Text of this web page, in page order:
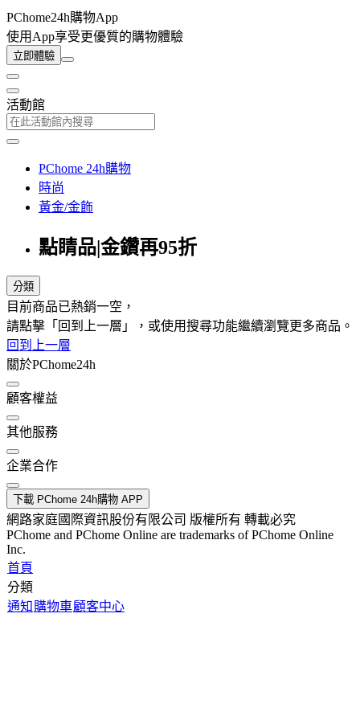
PChome24h購物App
使用App享受更優質的購物體驗
立即體驗
活動館
PChome 24h購物
時尚
黃金/金飾
點睛品|金鑽再95折
分類
目前商品已熱銷一空，
請點擊「回到上一層」，或使用搜尋功能繼續瀏覽更多商品。
回到上一層
關於PChome24h
顧客權益
其他服務
企業合作
下載 PChome 24h購物 APP
網路家庭國際資訊股份有限公司 版權所有 轉載必究
PChome and PChome Online are trademarks of PChome Online
Inc.
首頁
分類
通知 購物車顧客中心